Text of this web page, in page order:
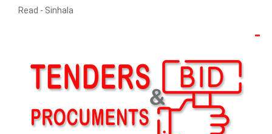
Read - Sinhala